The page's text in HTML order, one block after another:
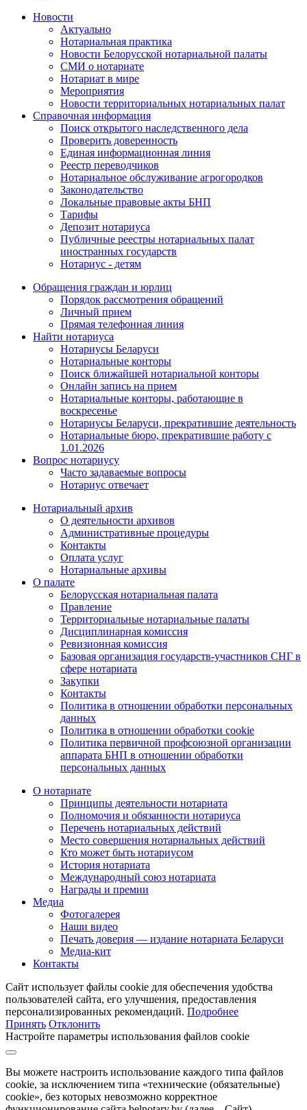
Новости
Актуально
Нотариальная практика
Новости Белорусской нотариальной палаты
СМИ о нотариате
Нотариат в мире
Мероприятия
Новости территориальных нотариальных палат
Справочная информация
Поиск открытого наследственного дела
Проверить доверенность
Единая информационная линия
Реестр переводчиков
Нотариальное обслуживание агрогородков
Законодательство
Локальные правовые акты БНП
Тарифы
Депозит нотариуса
Публичные реестры нотариальных палат
иностранных государств
Нотариус - детям
Обращения граждан и юрлиц
Порядок рассмотрения обращений
Личный прием
Прямая телефонная линия
Найти нотариуса
Нотариусы Беларуси
Нотариальные конторы
Поиск ближайшей нотариальной конторы
Онлайн запись на прием
Нотариальные конторы, работающие в
воскресенье
Нотариусы Беларуси, прекратившие деятельность
Нотариальные бюро, прекратившие работу с
1.01.2026
Вопрос нотариусу
Часто задаваемые вопросы
Нотариус отвечает
Нотариальный архив
О деятельности архивов
Административные процедуры
Контакты
Оплата услуг
Нотариальные архивы
О палате
Белорусская нотариальная палата
Правление
Территориальные нотариальные палаты
Дисциплинарная комиссия
Ревизионная комиссия
Базовая организация государств-участников СНГ в
сфере нотариата
Закупки
Контакты
Политика в отношении обработки персональных
данных
Политика в отношении обработки cookie
Политика первичной профсоюзной организации
аппарата БНП в отношении обработки
персональных данных
О нотариате
Принципы деятельности нотариата
Полномочия и обязанности нотариуса
Перечень нотариальных действий
Место совершения нотариальных действий
Кто может быть нотариусом
История нотариата
Международный союз нотариата
Награды и премии
Медиа
Фотогалерея
Наши видео
Печать доверия — издание нотариата Беларуси
Медиа-кит
Контакты
Сайт использует файлы cookie для обеспечения удобства
пользователей сайта, его улучшения, предоставления
персонализированных рекомендаций. Подробнее
Принять Отклонить
Настройте параметры использования файлов cookie
Вы можете настроить использование каждого типа файлов
cookie, за исключением типа «технические (обязательные)
cookie», без которых невозможно корректное